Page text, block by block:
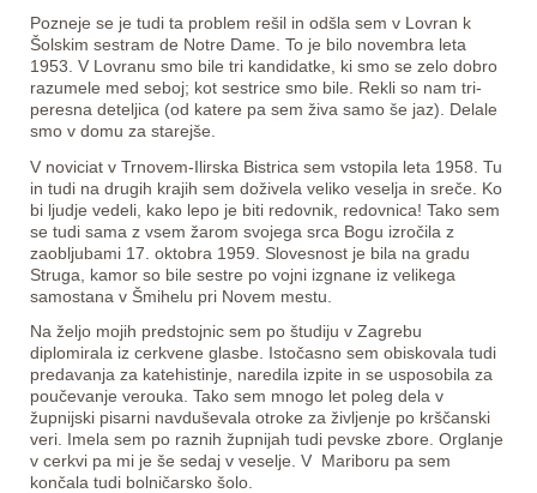
Pozneje se je tudi ta problem rešil in odšla sem v Lovran k
Šolskim sestram de Notre Dame. To je bilo novembra leta
1953. V Lovranu smo bile tri kandidatke, ki smo se zelo dobro
razumele med seboj; kot sestrice smo bile. Rekli so nam tri-
peresna deteljica (od katere pa sem živa samo še jaz). Delale
smo v domu za starejše.
V noviciat v Trnovem-Ilirska Bistrica sem vstopila leta 1958. Tu
in tudi na drugih krajih sem doživela veliko veselja in sreče. Ko
bi ljudje vedeli, kako lepo je biti redovnik, redovnica! Tako sem
se tudi sama z vsem žarom svojega srca Bogu izročila z
zaobljubami 17. oktobra 1959. Slovesnost je bila na gradu
Struga, kamor so bile sestre po vojni izgnane iz velikega
samostana v Šmihelu pri Novem mestu.
Na željo mojih predstojnic sem po študiju v Zagrebu
diplomirala iz cerkvene glasbe. Istočasno sem obiskovala tudi
predavanja za katehistinje, naredila izpite in se usposobila za
poučevanje verouka. Tako sem mnogo let poleg dela v
župnijski pisarni navduševala otroke za življenje po krščanski
veri. Imela sem po raznih župnijah tudi pevske zbore. Orglanje
v cerkvi pa mi je še sedaj v veselje. V Mariboru pa sem
končala tudi bolničarsko šolo.